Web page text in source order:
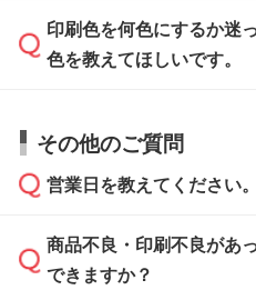
方」をご確認ください。
ムへ添付いただくか、
でお送りください。
い合わせください。
なお、印刷用データの作
データ作成でお困りの
サポートいたしますので
から添付してお送りくだ
しい
解像度の低い画像や、
などを、印刷に適したベ
印刷色を何色にするか迷
色を教えてほしいです。
お見積・ご注文・
相談いただきますと、担
ご希望や商品の本体色を
本体色がブラック、ネ
白色か淡い色の印刷色を
その他のご質問
営業日を教えてください。
営業日は平日の10:00～
休みとなります。注文・
商品不良・印刷不良があ
できますか？